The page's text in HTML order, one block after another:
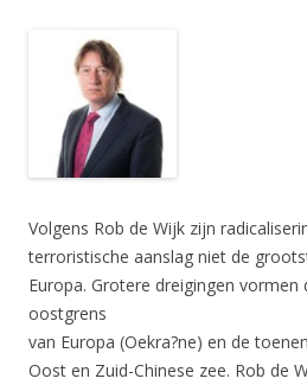
Volgens Rob de Wijk zijn
terroristische aanslag niet de
Europa. Grotere dreigingen vormen
oostgrens
van Europa (Oekra?ne) en de
Oost en Zuid-Chinese zee. Rob de